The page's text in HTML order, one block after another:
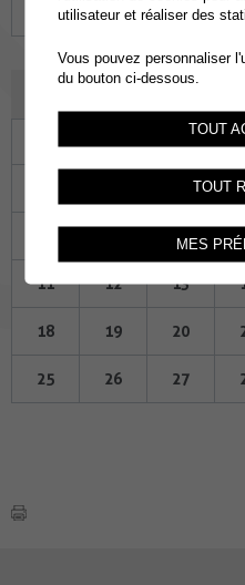
29 30
06
11 12 13
18 19 20
25 26 27
utilisateur et réaliser des
Vous pouvez personnaliser
du bouton ci-dessous.
TOUT
TOUT
MES